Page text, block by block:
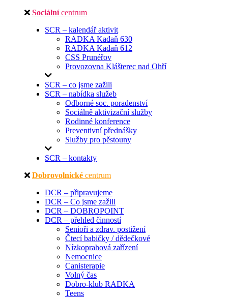
Sociální centrum
SCR – kalendář aktivit
RADKA Kadaň 630
RADKA Kadaň 612
CSS Prunéřov
Provozovna Klášterec nad Ohří
SCR – co jsme zažili
SCR – nabídka služeb
Odborné soc. poradenství
Sociálně aktivizační služby
Rodinné konference
Preventivní přednášky
Služby pro pěstouny
SCR – kontakty
Dobrovolnické centrum
DCR – připravujeme
DCR – Co jsme zažili
DCR – DOBROPOINT
DCR – přehled činností
Senioři a zdrav. postižení
Čtecí babičky / dědečkové
Nízkoprahová zařízení
Nemocnice
Canisterapie
Volný čas
Dobro-klub RADKA
Teens